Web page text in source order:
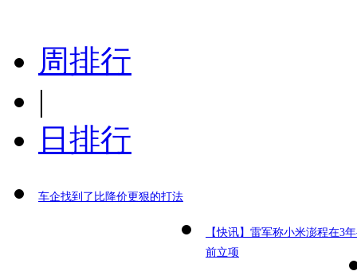
周排行
|
日排行
车企找到了比降价更狠的打法
【快讯】雷军称小米澎程在3
前立项